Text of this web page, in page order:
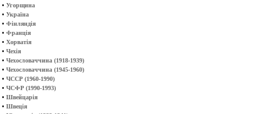
• Угорщина
• Україна
• Фінляндія
• Франція
• Хорватія
• Чехія
• Чехословаччина (1918-1939)
• Чехословаччина (1945-1960)
• ЧССР (1960-1990)
• ЧСФР (1990-1993)
• Швейцарія
• Швеція